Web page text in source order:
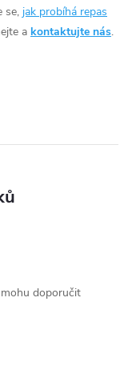
se, jak probíhá repas
a kontaktujte nás.
doporučit